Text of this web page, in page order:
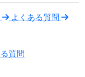
よくある質問
質問